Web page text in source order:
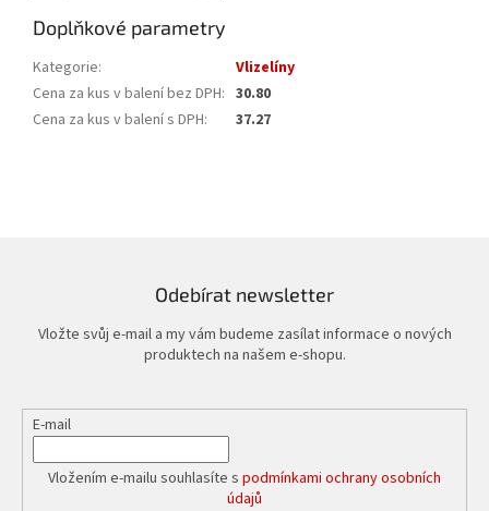
Doplňkové parametry
Kategorie:
Vlizelíny
Cena za kus v balení bez DPH: 30.80
Cena za kus v balení s DPH: 37.27
Odebírat newsletter
Vložte svůj e-mail a my vám budeme zasílat informace o nových
produktech na našem e-shopu.
E-mail
Vložením e-mailu souhlasíte s podmínkami ochrany osobních
údajů